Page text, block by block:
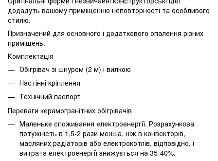
додадуть вашому приміщенню неповторності та особливого
стилю.
Призначений для основного і додаткового опалення різних
приміщень.
Комплектація
Обігрівач зі шнуром (2 м) і вилкою
Настінні кріплення
Технічний паспорт
Переваги керамогранітних обігрівачів
Маленьке споживання електроенергії. Розрахункова
потужність в 1,5-2 рази менша, ніж в конвекторів,
масляних радіаторів або електрокотлів, відповідно, і
витрата електроенергії знижується на 35-40%.